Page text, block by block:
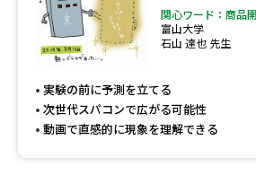
新生活お役立ちガイド
学問発見
関心ワード：商品
富山大学
石山 達也 先生
実験の前に予測を立てる
次世代スパコンで広がる可能性
動画で直感的に現象を理解できる